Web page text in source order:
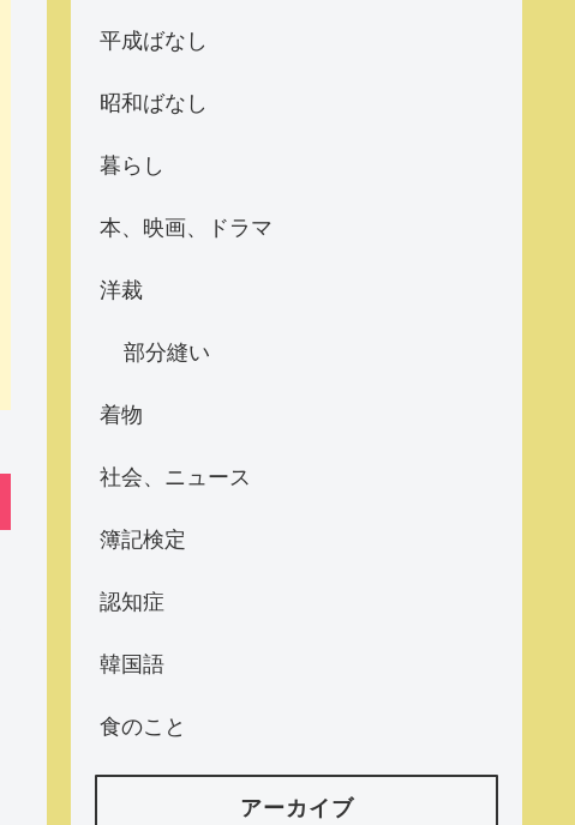
平成ばなし
昭和ばなし
暮らし
本、映画、ドラマ
洋裁
部分縫い
着物
社会、ニュース
簿記検定
認知症
韓国語
食のこと
アーカイブ